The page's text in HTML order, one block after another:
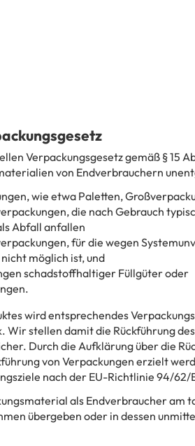
Verpackungsgesetz gemäß § 15
von Endverbrauchern
wie etwa Paletten,
die nach Gebrauch
Abfall anfallen
für die wegen
möglich ist, und
schadstoffhaltiger Füllgüter oder
wird entsprechendes
Wir stellen damit die Rückführung
Durch die Aufklärung über die
von Verpackungen erzielt
nach der EU-Richtlinie 94/
als Endverbraucher
übergeben oder in dessen